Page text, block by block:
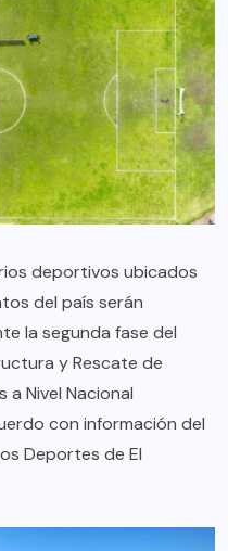
deportivos ubicados
del país serán
la segunda fase del
y Rescate de
Nivel Nacional
con información del
Deportes de El